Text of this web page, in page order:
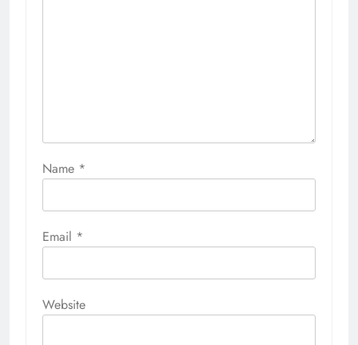
Name *
Email *
Website